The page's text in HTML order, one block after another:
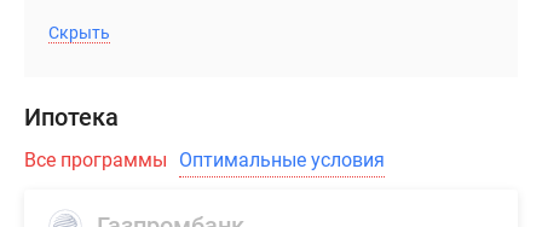
Скрыть
Ипотека
Все программы Оптимальные условия